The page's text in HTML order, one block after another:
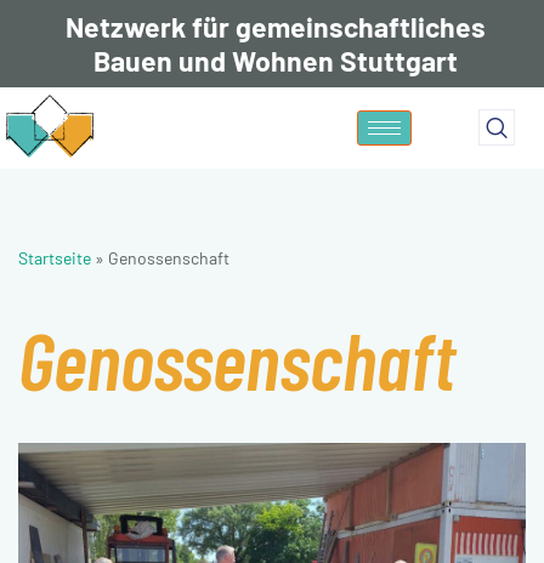
Inhalt
springen
Netzwerk für gemeinschaftliches
Bauen und Wohnen Stuttgart
Startseite » Genossenschaft
Genossenschaft